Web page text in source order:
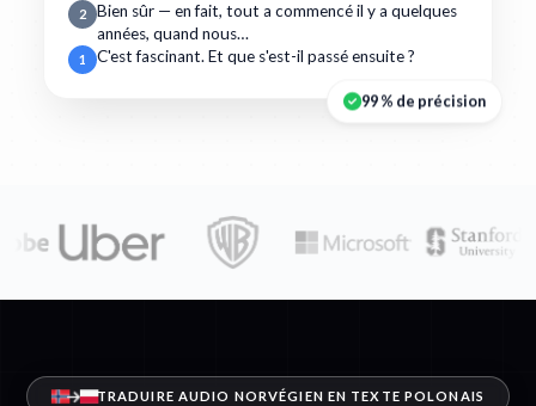
2
Bien sûr — en fait, tout a commencé il y a quelques
années, quand nous…
1 C'est fascinant. Et que s'est-il passé ensuite ?
99 % de précision
TRADUIRE AUDIO NORVÉGIEN EN TEXTE POLONAIS